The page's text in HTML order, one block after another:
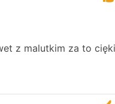
z malutkim za to